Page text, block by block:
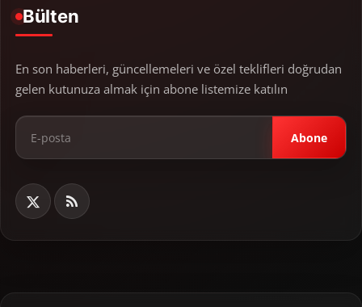
Bülten
En son haberleri, güncellemeleri ve özel teklifleri doğrudan
gelen kutunuza almak için abone listemize katılın
Abone